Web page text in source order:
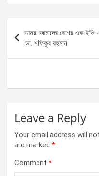
ce
o
o
se
g
er
at
A
p
e
navigation
আমরা আমাদের দেশের এক ইঞ্চি
:ডা. শফিকুর রহমান
Leave a Reply
Your email address will
are marked *
Comment *